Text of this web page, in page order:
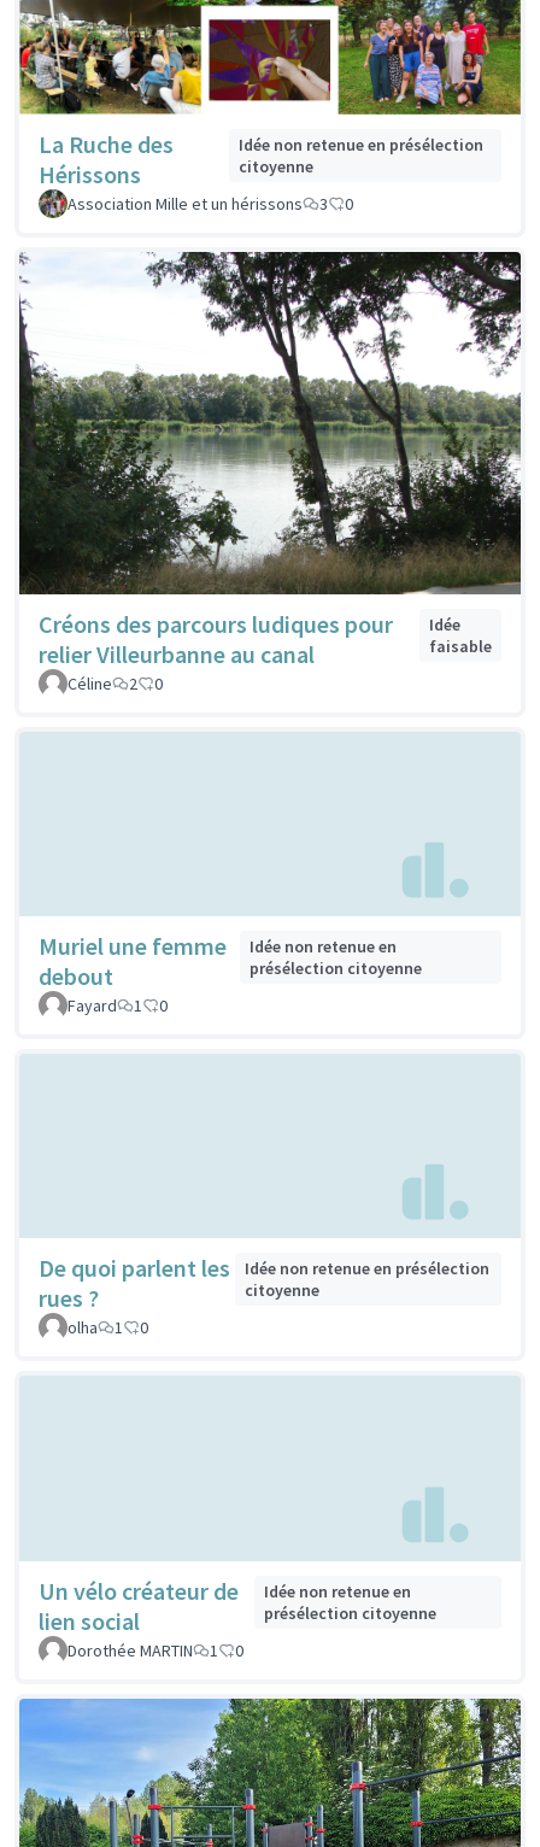
La Ruche des
Hérissons
Idée non retenue en présélection
citoyenne
Association Mille et un hérissons
3 0
Créons des parcours ludiques pour
relier Villeurbanne au canal
Idée
faisable
Céline
2 0
Muriel une femme
debout
Idée non retenue en
présélection citoyenne
Fayard
1 0
De quoi parlent les
rues ?
Idée non retenue en présélection
citoyenne
olha
1 0
Un vélo créateur de
lien social
Idée non retenue en
présélection citoyenne
Dorothée MARTIN
1 0